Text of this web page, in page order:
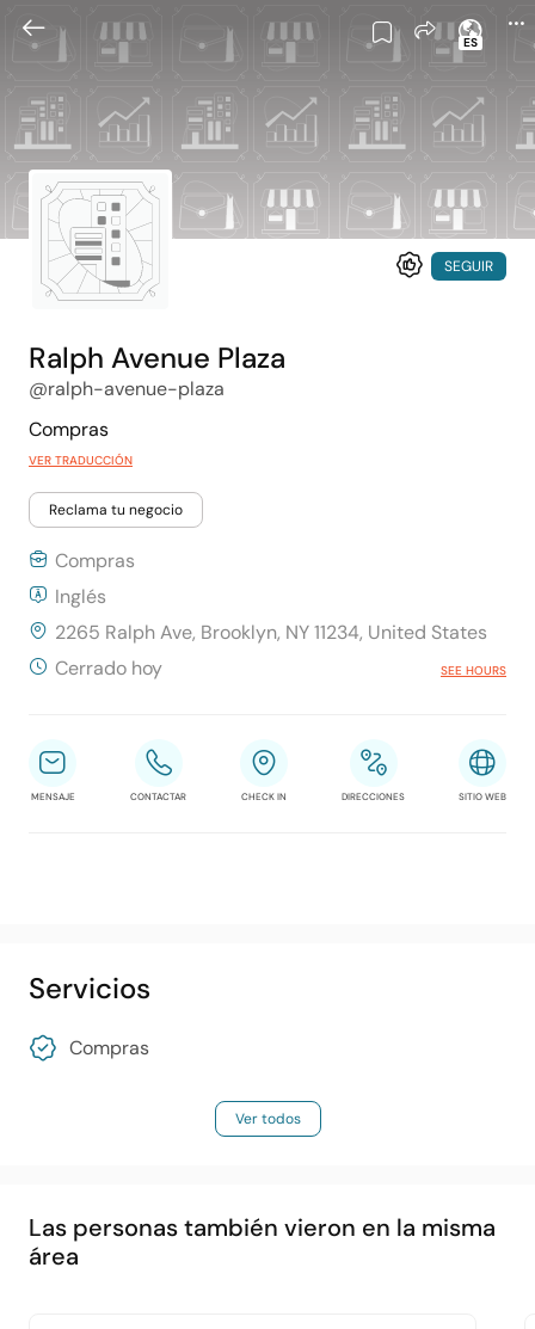
ES
SEGUIR
Ralph Avenue Plaza
@ralph-avenue-plaza
Compras
VER TRADUCCIÓN
Reclama tu negocio
Compras
Inglés
2265 Ralph Ave, Brooklyn, NY 11234, United States
Cerrado hoy
SEE HOURS
MENSAJE CONTACTAR CHECK IN DIRECCIONES SITIO WEB
Servicios
Compras
Ver todos
Las personas también vieron en la misma
área